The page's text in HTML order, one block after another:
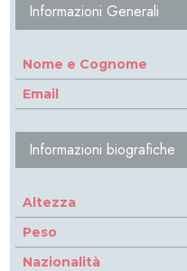
Informazioni Generali
Nome e Cognome
Email
Informazioni biografiche
Altezza
Peso
Nazionalità